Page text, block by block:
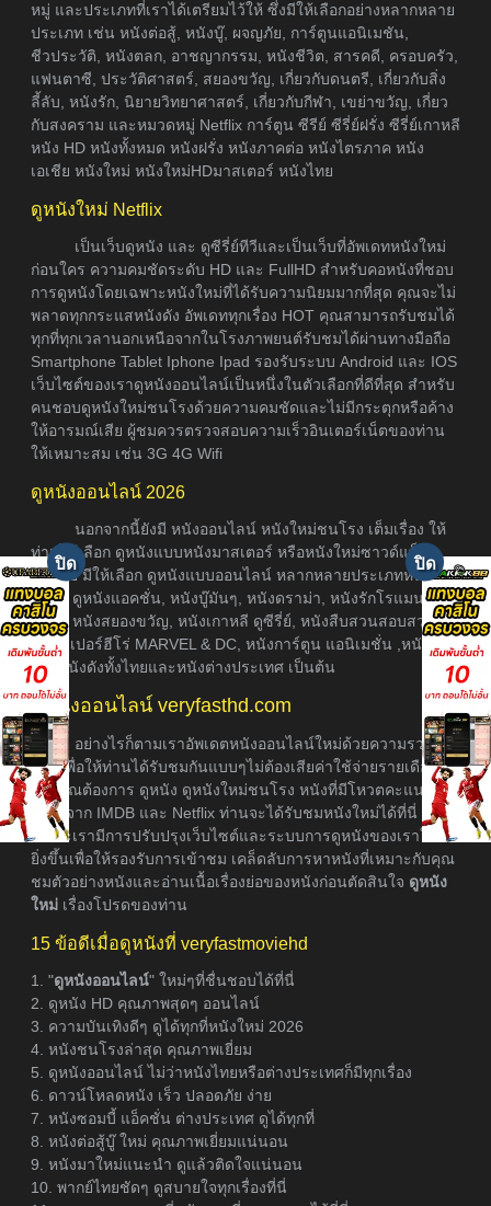
หมู่ และประเภทที่เราได้เตรียมไว้ให้ ซึ่งมีให้เลือกอย่างหลากหลาย
ประเภท เช่น หนังต่อสู้, หนังบู๊, ผจญภัย, การ์ตูนแอนิเมชัน,
ชีวประวัติ, หนังตลก, อาชญากรรม, หนังชีวิต, สารคดี, ครอบครัว,
แฟนตาซี, ประวัติศาสตร์, สยองขวัญ, เกี่ยวกับดนตรี, เกี่ยวกับสิ่ง
ลี้ลับ, หนังรัก, นิยายวิทยาศาสตร์, เกี่ยวกับกีฬา, เขย่าขวัญ, เกี่ยว
กับสงคราม และหมวดหมู่ Netflix การ์ตูน ซีรีย์ ซีรี่ย์ฝรั่ง ซีรี่ย์เกาหลี
หนัง HD หนังทั้งหมด หนังฝรั่ง หนังภาคต่อ หนังไตรภาค หนัง
เอเชีย หนังใหม่ หนังใหม่HDมาสเตอร์ หนังไทย
ดูหนังใหม่ Netflix
เป็นเว็บดูหนัง และ ดูซีรี่ย์ทีวีและเป็นเว็บที่อัพเดทหนังใหม่
ก่อนใคร ความคมชัดระดับ HD และ FullHD สำหรับคอหนังที่ชอบ
การดูหนังโดยเฉพาะหนังใหม่ที่ได้รับความนิยมมากที่สุด คุณจะไม่
พลาดทุกกระแสหนังดัง อัพเดททุกเรื่อง HOT คุณสามารถรับชมได้
ทุกที่ทุกเวลานอกเหนือจากในโรงภาพยนต์รับชมได้ผ่านทางมือถือ
Smartphone Tablet Iphone Ipad รองรับระบบ Android และ IOS
เว็บไซต์ของเราดูหนังออนไลน์เป็นหนึ่งในตัวเลือกที่ดีที่สุด สำหรับ
คนชอบดูหนังใหม่ชนโรงด้วยความคมชัดและไม่มีกระตุกหรือค้าง
ให้อารมณ์เสีย ผู้ชมควรตรวจสอบความเร็วอินเตอร์เน็ตของท่าน
ให้เหมาะสม เช่น 3G 4G Wifi
ดูหนังออนไลน์ 2026
นอกจากนี้ยังมี หนังออนไลน์ หนังใหม่ชนโรง เต็มเรื่อง ให้
ท่านได้เลือก ดูหนังแบบหนังมาสเตอร์ หรือหนังใหม่ซาวด์แท็รก
ซับไทย มีให้เลือก ดูหนังแบบออนไลน์ หลากหลายประเภทหนัง อา
ธิเช่น ดูหนังแอคชั่น, หนังบู๊มันๆ, หนังดราม่า, หนังรักโรแมนติก,
หนังผี หนังสยองขวัญ, หนังเกาหลี ดูซีรี่ย์, หนังสืบสวนสอบสวน,
หนังซุเปอร์ฮีโร่ MARVEL & DC, หนังการ์ตูน แอนิเมชั่น ,หนังภาค
ต่อ, หนังดังทั้งไทยและหนังต่างประเทศ เป็นต้น
ดูหนังออนไลน์ veryfasthd.com
อย่างไรก็ตามเราอัพเดตหนังออนไลน์ใหม่ด้วยความรวดเร็ว
ที่สุดเพื่อให้ท่านได้รับชมกันแบบๆไม่ต้องเสียค่าใช้จ่ายรายเดือน
หากคุณต้องการ ดูหนัง ดูหนังใหม่ชนโรง หนังที่มีโหวตคะแนนเรต
ติ้งสูงจาก IMDB และ Netflix ท่านจะได้รับชมหนังใหม่ได้ที่นี่
เพราะเรามีการปรับปรุงเว็บไซต์และระบบการดูหนังของเราให้ดี
ยิ่งขึ้นเพื่อให้รองรับการเข้าชม เคล็ดลับการหาหนังที่เหมาะกับคุณ
ชมตัวอย่างหนังและอ่านเนื้อเรื่องย่อของหนังก่อนตัดสินใจ ดูหนัง
ใหม่ เรื่องโปรดของท่าน
15 ข้อดีเมื่อดูหนังที่ veryfastmoviehd
1. "ดูหนังออนไลน์" ใหม่ๆที่ชื่นชอบได้ที่นี่
2. ดูหนัง HD คุณภาพสุดๆ ออนไลน์
3. ความบันเทิงดีๆ ดูได้ทุกที่หนังใหม่ 2026
4. หนังชนโรงล่าสุด คุณภาพเยี่ยม
5. ดูหนังออนไลน์ ไม่ว่าหนังไทยหรือต่างประเทศก็มีทุกเรื่อง
6. ดาวน์โหลดหนัง เร็ว ปลอดภัย ง่าย
7. หนังซอมบี้ แอ็คชั่น ต่างประเทศ ดูได้ทุกที่
8. หนังต่อสู้บู๊ ใหม่ คุณภาพเยี่ยมแน่นอน
9. หนังมาใหม่แนะนำ ดูแล้วติดใจแน่นอน
10. พากย์ไทยชัดๆ ดูสบายใจทุกเรื่องที่นี่